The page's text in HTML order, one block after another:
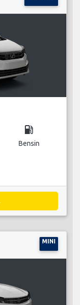
local_gas_station
Bensin
MINI